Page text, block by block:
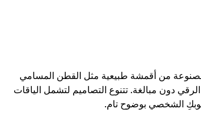
مصنوعة من أقمشة طبيعية مثل القطن المسامي
دون مبالغة. تتنوع التصاميم لتشمل الياقات
الشخصي بوضوح تام.